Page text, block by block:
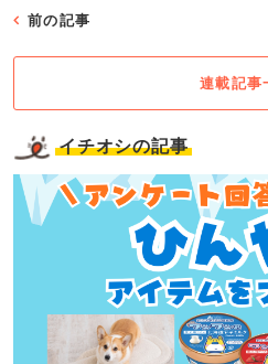
前の記事
連載記事
イチオシの記事